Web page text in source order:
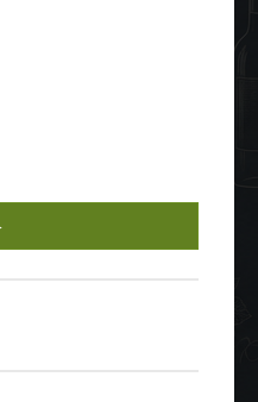
benutze die